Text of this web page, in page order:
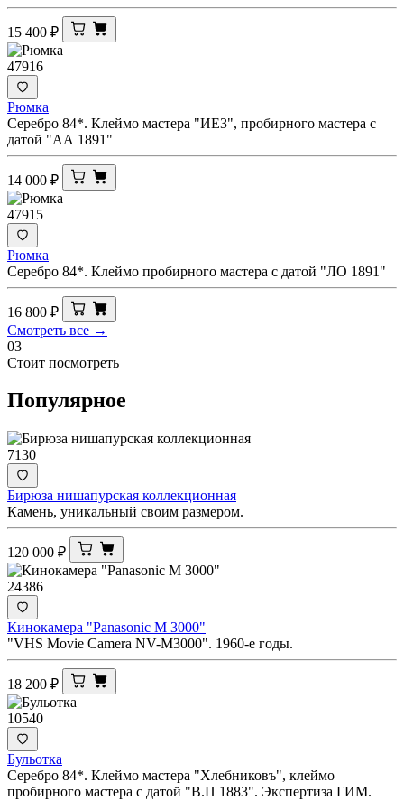
15 400 ₽
47916
Рюмка
Серебро 84*. Клеймо мастера "ИЕЗ", пробирного мастера с
датой "АА 1891"
14 000 ₽
47915
Рюмка
Серебро 84*. Клеймо пробирного мастера с датой "ЛО 1891"
16 800 ₽
Смотреть все →
03
Стоит посмотреть
Популярное
7130
Бирюза нишапурская коллекционная
Камень, уникальный своим размером.
120 000 ₽
24386
Кинокамера "Panasonic M 3000"
"VHS Movie Camera NV-M3000". 1960-е годы.
18 200 ₽
10540
Бульотка
Серебро 84*. Клеймо мастера "Хлебниковъ", клеймо
пробирного мастера с датой "В.П 1883". Экспертиза ГИМ.